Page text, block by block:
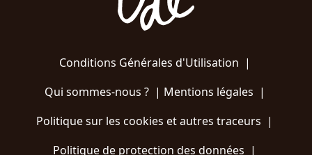
Conditions Générales d'Utilisation |
Qui sommes-nous ?| Mentions légales |
Politique sur les cookies et autres traceurs |
Politique de protection des données |